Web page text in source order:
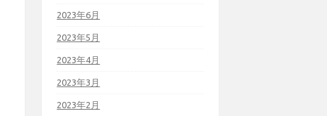
2023年6月
2023年5月
2023年4月
2023年3月
2023年2月